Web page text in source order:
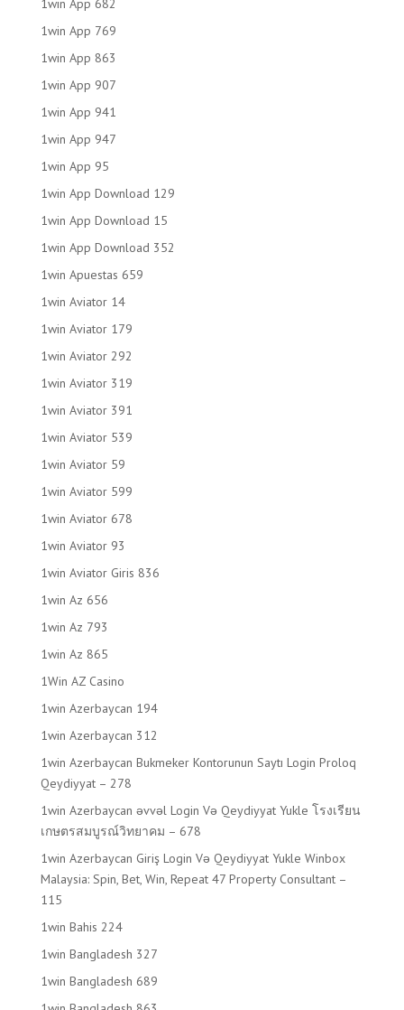
1win App 682
1win App 769
1win App 863
1win App 907
1win App 941
1win App 947
1win App 95
1win App Download 129
1win App Download 15
1win App Download 352
1win Apuestas 659
1win Aviator 14
1win Aviator 179
1win Aviator 292
1win Aviator 319
1win Aviator 391
1win Aviator 539
1win Aviator 59
1win Aviator 599
1win Aviator 678
1win Aviator 93
1win Aviator Giris 836
1win Az 656
1win Az 793
1win Az 865
1Win AZ Casino
1win Azerbaycan 194
1win Azerbaycan 312
1win Azerbaycan Bukmeker Kontorunun Saytı Login Proloq
Qeydiyyat – 278
1win Azerbaycan əvvəl Login Və Qeydiyyat Yukle โรงเรียน
เกษตรสมบูรณ์วิทยาคม – 678
1win Azerbaycan Giriş Login Və Qeydiyyat Yukle Winbox
Malaysia: Spin, Bet, Win, Repeat 47 Property Consultant –
115
1win Bahis 224
1win Bangladesh 327
1win Bangladesh 689